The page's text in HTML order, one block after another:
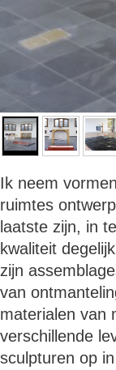
Ik neem
ruimtes
laatste zijn, in
kwaliteit
zijn
van
materialen van
verschillende
sculpturen op